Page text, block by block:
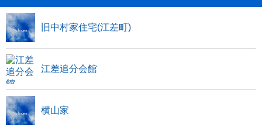
旧中村家住宅(江差町)
江差追分会館
横山家